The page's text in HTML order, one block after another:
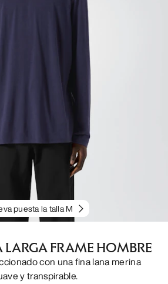
puesta la talla M
FRAME HOMBRE
con una fina lana merina
y transpirable.